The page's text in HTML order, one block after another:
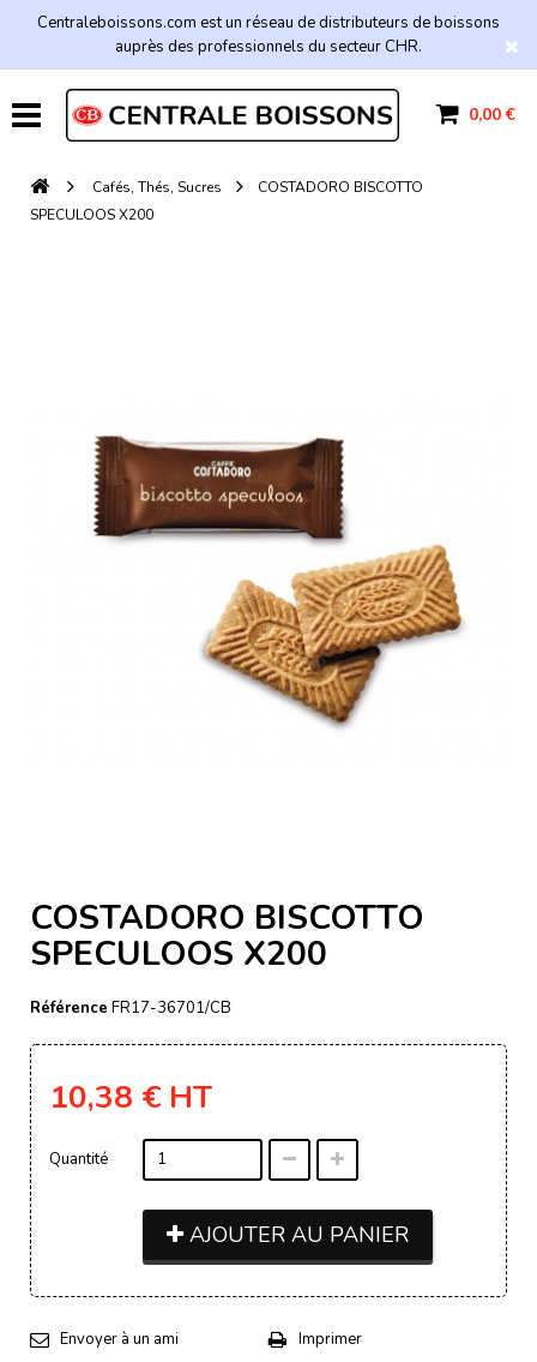
Centraleboissons.com est un réseau de distributeurs de boissons
auprès des professionnels du secteur CHR.
0,00 €
Cafés, Thés, Sucres
COSTADORO BISCOTTO
SPECULOOS X200
COSTADORO BISCOTTO
SPECULOOS X200
Référence FR17-36701/CB
10,38 € HT
Quantité
AJOUTER AU PANIER
Envoyer à un ami Imprimer